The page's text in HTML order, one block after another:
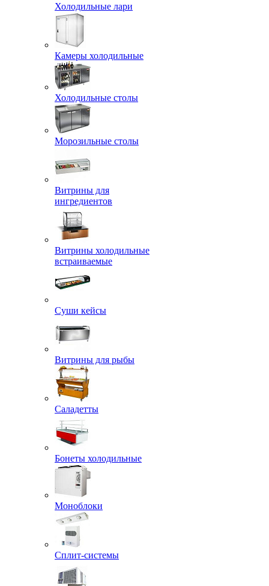
Холодильные лари
Камеры холодильные
Холодильные столы
Морозильные столы
Витрины для
ингредиентов
Витрины холодильные
встраиваемые
Суши кейсы
Витрины для рыбы
Саладетты
Бонеты холодильные
Моноблоки
Сплит-системы